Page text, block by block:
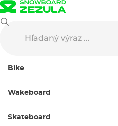
Bike
Wakeboard
Skateboard
Lavínové sety